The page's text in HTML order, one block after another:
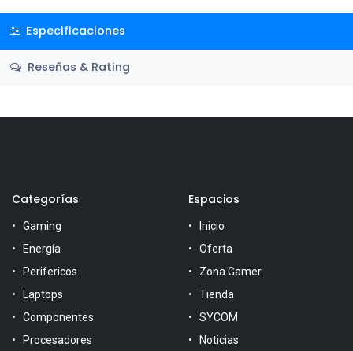
Especificaciones
Reseñas & Rating
Categorías
Gaming
Energía
Perifericos
Laptops
Componentes
Procesadores
Espacios
Inicio
Oferta
Zona Gamer
Tienda
SYCOM
Noticias